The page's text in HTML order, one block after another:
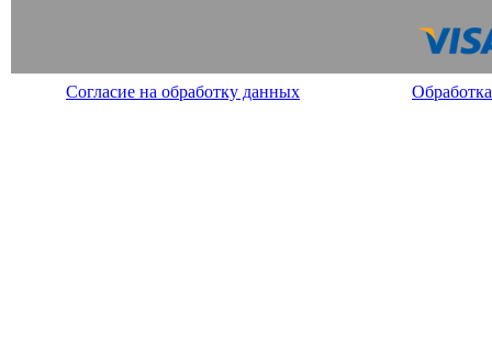
Согласие на обработку данных